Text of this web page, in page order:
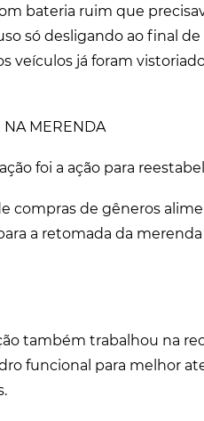
bateria ruim que
só desligando ao final
veículos já foram
NA MERENDA
foi a ação para
compras de gêneros
a retomada da
também trabalhou na
funcional para melhor